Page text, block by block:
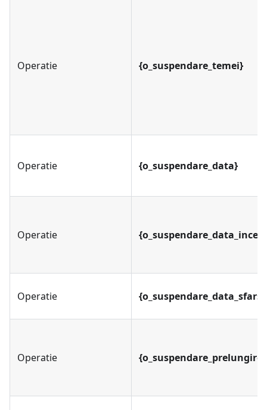
Operatie {o_suspendare_temei}
Operatie {o_suspendare_data}
Operatie
Operatie
Operatie